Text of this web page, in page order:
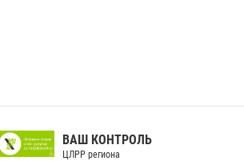
ВАШ КОНТРОЛЬ
ЦЛРР региона